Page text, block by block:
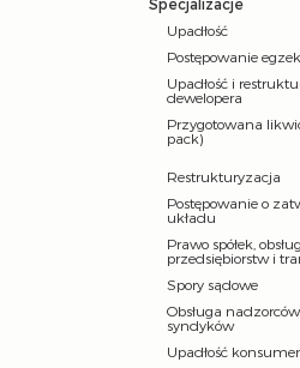
Specjalizacje
Upadłość
Postępowanie
Upadłość i
dewelopera
Przygotowana
pack)
Restrukturyzacja
Postępowanie o
układu
Prawo spółek,
przedsiębiorstw i
Spory sądowe
Obsługa
syndyków
Upadłość